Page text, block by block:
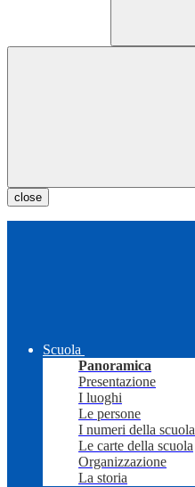
close
Scuola
Panoramica
Presentazione
I luoghi
Le persone
I numeri della scuola
Le carte della scuola
Organizzazione
La storia